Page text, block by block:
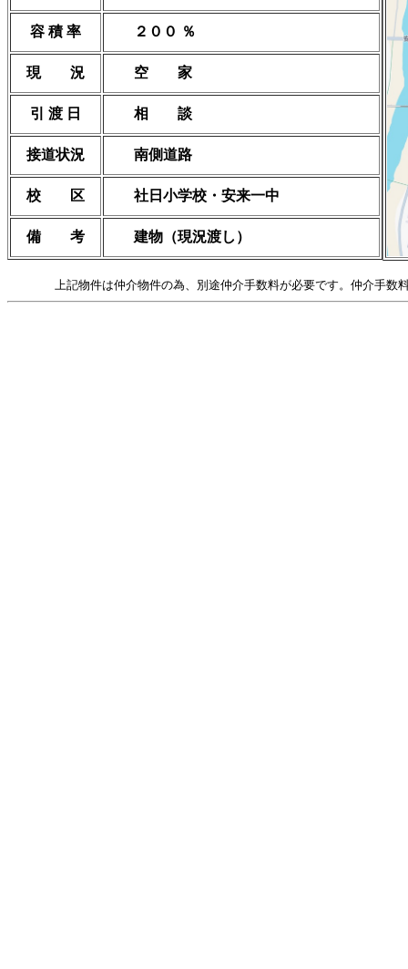
容 積 率 ２００ ％
現 況 空 家
引 渡 日 相 談
接道状況 南側道路
校 区 社日小学校・安来一中
備 考 建物（現況渡し）
上記物件は仲介物件の為、別途仲介手数料が必要です。仲介手数料